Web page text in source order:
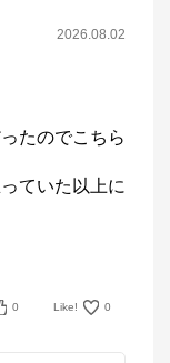
2026.08.02
たのでこちら
ていた以上に
0 Like! 0